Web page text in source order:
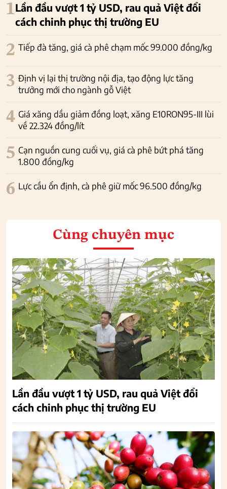
1Lần đầu vượt 1 tỷ USD, rau quả Việt đổi
cách chinh phục thị trường EU
2 Tiếp đà tăng, giá cà phê chạm mốc 99.000 đồng/kg
3 Định vị lại thị trường nội địa, tạo động lực tăng
trưởng mới cho ngành gỗ Việt
4 Giá xăng dầu giảm đồng loạt, xăng E10RON95-III lùi
về 22.324 đồng/lít
5 Cạn nguồn cung cuối vụ, giá cà phê bứt phá tăng
1.800 đồng/kg
6 Lực cầu ổn định, cà phê giữ mốc 96.500 đồng/kg
Cùng chuyên mục
Lần đầu vượt 1 tỷ USD, rau quả Việt đổi
cách chinh phục thị trường EU